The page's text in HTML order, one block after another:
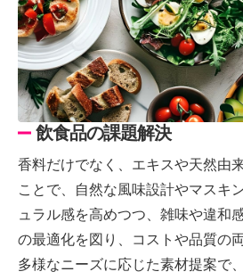
飲食品の課題解決
香料だけでなく、エキスや天然由
ことで、自然な風味設計やマスキ
ュラル感を高めつつ、雑味や違和
の最適化を図り、コストや品質の
多様なニーズに応じた素材提案で